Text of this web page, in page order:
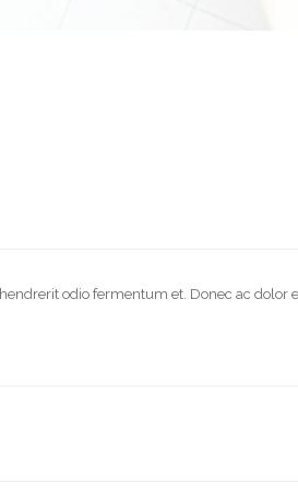
odio fermentum et. Donec ac